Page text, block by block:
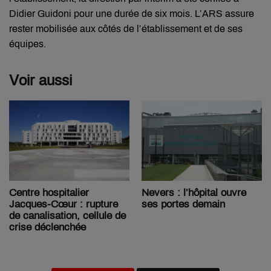
Didier Guidoni pour une durée de six mois. L’ARS assure
rester mobilisée aux côtés de l’établissement et de ses
équipes.
Voir aussi
Centre hospitalier
Jacques-Cœur : rupture
de canalisation, cellule de
crise déclenchée
Nevers : l’hôpital ouvre
ses portes demain